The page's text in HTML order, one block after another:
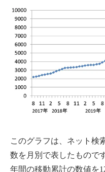
このグラフは、ネット検
数を月別で表したもので
年間の移動累計の数値を